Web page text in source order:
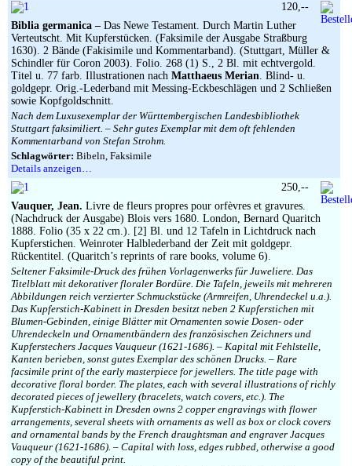
Biblia germanica – Das Newe Testament. Durch Martin Luther
Verteutscht. Mit Kupferstücken. (Faksimile der Ausgabe Straßburg
1630). 2 Bände (Fakisimile und Kommentarband). (Stuttgart, Müller &
Schindler für Coron 2003). Folio. 268 (1) S., 2 Bl. mit echtvergold.
Titel u. 77 farb. Illustrationen nach Matthaeus Merian. Blind- u.
goldgepr. Orig.-Lederband mit Messing-Eckbeschlägen und 2 Schließen
sowie Kopfgoldschnitt.
Nach dem Luxusexemplar der Württembergischen Landesbibliothek
Stuttgart faksimiliert. – Sehr gutes Exemplar mit dem oft fehlenden
Kommentarband von Stefan Strohm.
Schlagwörter: Bibeln, Faksimile
Details anzeigen…
120,--
Vauquer, Jean. Livre de fleurs propres pour orfèvres et gravures.
(Nachdruck der Ausgabe) Blois vers 1680. London, Bernard Quaritch
1888. Folio (35 x 22 cm.). [2] Bl. und 12 Tafeln in Lichtdruck nach
Kupferstichen. Weinroter Halblederband der Zeit mit goldgepr.
Rückentitel. (Quaritch’s reprints of rare books, volume 6).
Seltener Faksimile-Druck des frühen Vorlagenwerks für Juweliere. Das
Titelblatt mit dekorativer floraler Bordüre. Die Tafeln, jeweils mit mehreren
Abbildungen reich verzierter Schmuckstücke (Armreifen, Uhrendeckel u.a.).
Das Kupferstich-Kabinett in Dresden besitzt neben 2 Kupferstichen mit
Blumen-Gebinden, einige Blätter mit Ornamenten sowie Dosen- oder
Uhrendeckeln und Ornamentbändern des französischen Zeichners und
Kupferstechers Jacques Vauqueur (1621-1686). – Kapital mit Fehlstelle,
Kanten berieben, sonst gutes Exemplar des schönen Drucks. – Rare
facsimile print of the early masterpiece for jewellers. The title page with
decorative floral border. The plates, each with several illustrations of richly
decorated pieces of jewellery (bracelets, watch covers, etc.). The
Kupferstich-Kabinett in Dresden owns 2 copper engravings with flower
arrangements, several sheets with ornaments as well as box or clock covers
and ornamental bands by the French draughtsman and engraver Jacques
Vauqueur (1621-1686). – Capital with loss, edges rubbed, otherwise a good
copy of the beautiful print.
250,--